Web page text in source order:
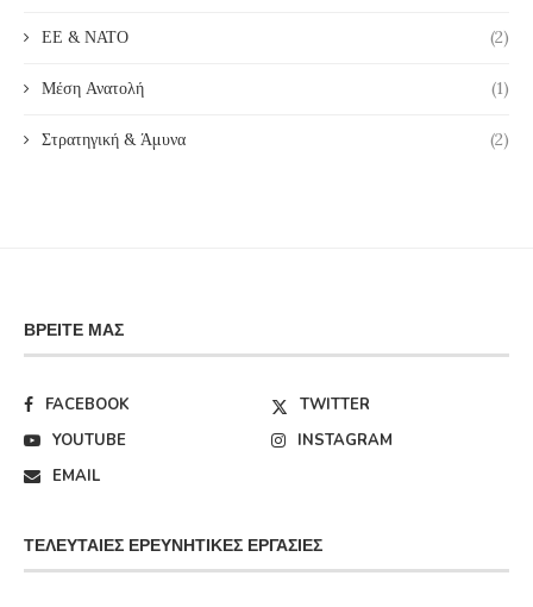
ΕΕ & ΝΑΤΟ (2)
Μέση Ανατολή (1)
Στρατηγική & Άμυνα (2)
ΒΡΕΊΤΕ ΜΑΣ
FACEBOOK
TWITTER
YOUTUBE
INSTAGRAM
EMAIL
ΤΕΛΕΥΤΑΊΕΣ ΕΡΕΥΝΗΤΙΚΈΣ ΕΡΓΑΣΊΕΣ